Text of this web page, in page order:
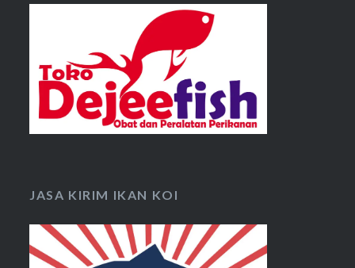
JASA KIRIM IKAN KOI